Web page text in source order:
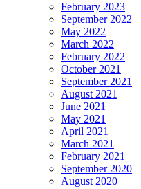
February 2023
September 2022
May 2022
March 2022
February 2022
October 2021
September 2021
August 2021
June 2021
May 2021
April 2021
March 2021
February 2021
September 2020
August 2020